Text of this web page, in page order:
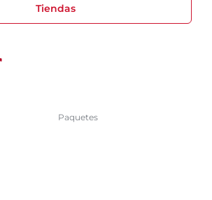
Tiendas
Paquetes